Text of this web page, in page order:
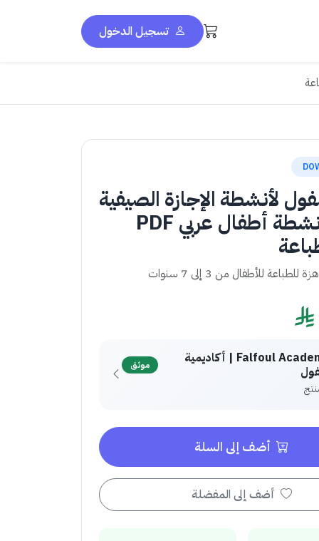
تسجيل الدخول
لأنشطة الإجازة الصيفية
| كتاب أنشطة أطفال عربي PDF
Falfoul Academy | أكاديمية
موثق
أضف إلى السلة
أضف إلى المفضلة